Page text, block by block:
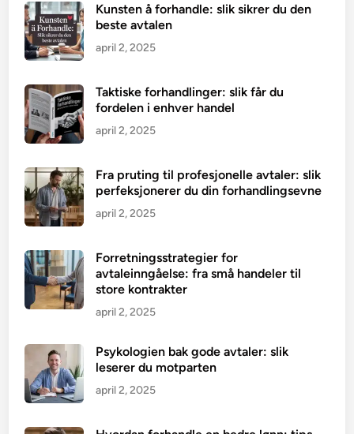
Kunsten å forhandle: slik sikrer du den
beste avtalen
april 2, 2025
Taktiske forhandlinger: slik får du
fordelen i enhver handel
april 2, 2025
Fra pruting til profesjonelle avtaler: slik
perfeksjonerer du din forhandlingsevne
april 2, 2025
Forretningsstrategier for
avtaleinngåelse: fra små handeler til
store kontrakter
april 2, 2025
Psykologien bak gode avtaler: slik
leserer du motparten
april 2, 2025